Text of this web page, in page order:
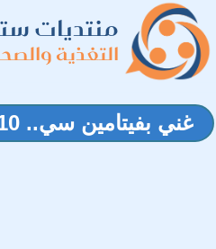
منتديات
التغذية
غني بفيتامين سي.. 10 أسباب لتناول "عنب الثعلب الهندي"